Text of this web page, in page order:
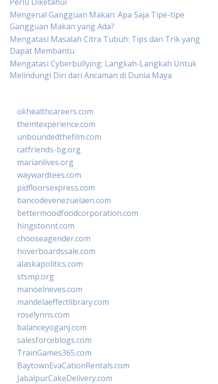
Mengenal Gangguan Makan: Apa Saja Tipe-tipe
Gangguan Makan yang Ada?
Mengatasi Masalah Citra Tubuh: Tips dan Trik yang
Dapat Membantu
Mengatasi Cyberbullying: Langkah-Langkah Untuk
Melindungi Diri dari Ancaman di Dunia Maya
okhealthcareers.com
theintexperience.com
unboundedthefilm.com
catfriends-bg.org
marianlives.org
waywardtees.com
pidfloorsexpress.com
bancodevenezuelaen.com
bettermoodfoodcorporation.com
hingstonnt.com
chooseagender.com
hoverboardssale.com
alaskapolitics.com
stsmp.org
manoelneves.com
mandelaeffectlibrary.com
roselynns.com
balanceyoganj.com
salesforceblogs.com
TrainGames365.com
BaytownEvaCationRentals.com
JabalpurCakeDelivery.com